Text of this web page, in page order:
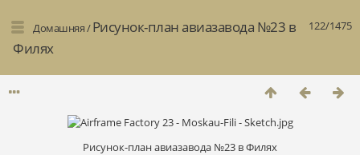
122/1475
Домашняя/Рисунок-план авиазавода №23 в
Филях
Рисунок-план авиазавода №23 в Филях